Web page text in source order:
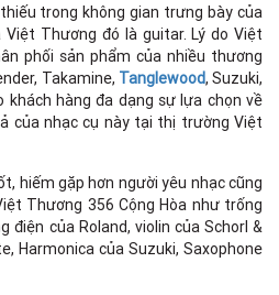
trong không gian trưng bày của
Thương đó là guitar. Lý do Việt
phối sản phẩm của nhiều thương
Takamine, Tanglewood, Suzuki,
khách hàng đa dạng sự lựa chọn về
của nhạc cụ này tại thị trường Việt
hiếm gặp hơn người yêu nhạc cũng
Thương 356 Cộng Hòa như trống
điện của Roland, violin của Schorl &
Harmonica của Suzuki, Saxophone